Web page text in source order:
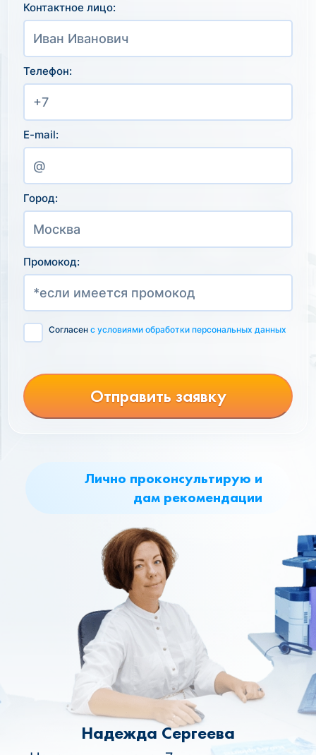
Лично проконсультирую и
дам рекомендации
Надежда Сергеева
Контактное лицо:
Телефон:
E-mail:
Город:
Промокод:
Согласен с условиями обработки персональных данных
Отправить заявку